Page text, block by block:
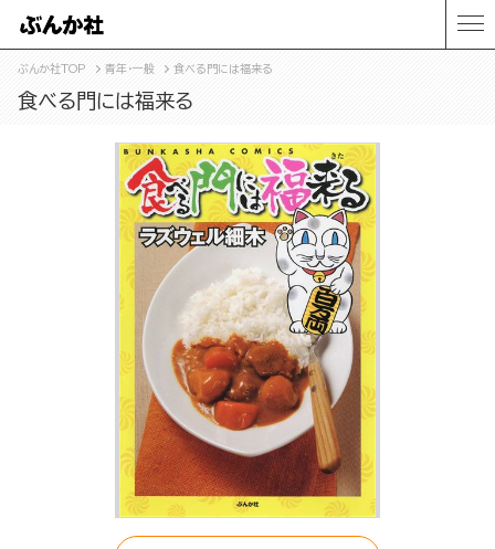
ぶんか社TOP 青年・一般 食べる門には福来る
食べる門には福来る